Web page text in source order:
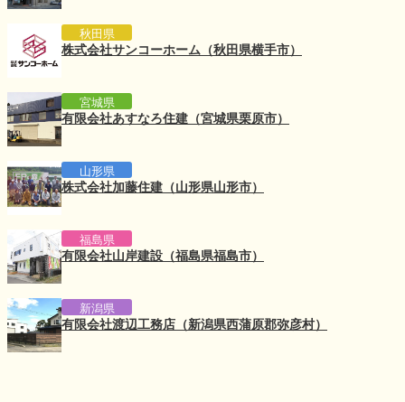
秋田県
株式会社サンコーホーム（秋田県横手市）
宮城県
有限会社あすなろ住建（宮城県栗原市）
山形県
株式会社加藤住建（山形県山形市）
福島県
有限会社山岸建設（福島県福島市）
新潟県
有限会社渡辺工務店（新潟県西蒲原郡弥彦村）